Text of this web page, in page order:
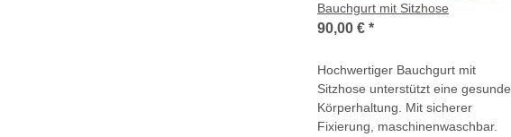
Bauchgurt mit Sitzhose
90,00 € *
Hochwertiger Bauchgurt mit
Sitzhose unterstützt eine gesunde
Körperhaltung. Mit sicherer
Fixierung, maschinenwaschbar.